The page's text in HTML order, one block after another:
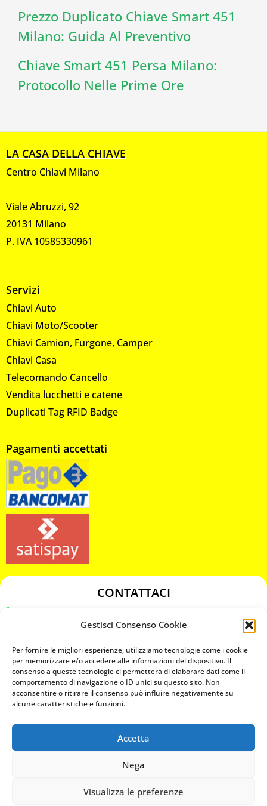
Gestisci Consenso Cookie
Per fornire le migliori esperienze, utilizziamo tecnologie come i cookie
per memorizzare e/o accedere alle informazioni del dispositivo. Il
consenso a queste tecnologie ci permetterà di elaborare dati come il
comportamento di navigazione o ID unici su questo sito. Non
acconsentire o ritirare il consenso può influire negativamente su
alcune caratteristiche e funzioni.
Accetta
Nega
Visualizza le preferenze
Prezzo Duplicato Chiave Smart 451
Milano: Guida Al Preventivo
Chiave Smart 451 Persa Milano:
Protocollo Nelle Prime Ore
LA CASA DELLA CHIAVE
Centro Chiavi Milano
Viale Abruzzi, 92
20131 Milano
P. IVA 10585330961
Servizi
Chiavi Auto
Chiavi Moto/Scooter
Chiavi Camion, Furgone, Camper
Chiavi Casa
Telecomando Cancello
Vendita lucchetti e catene
Duplicati Tag RFID Badge
Pagamenti accettati
CONTATTACI
chiavicodificate@gmail.com
Privacy Policy
Cookie Policy
MAPS
CHIAMA ORA